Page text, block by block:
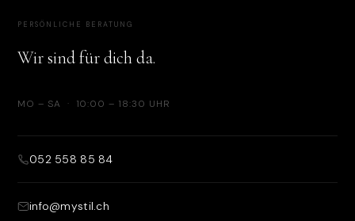
PERSÖNLICHE BERATUNG
Wir sind für dich da.
MO – SA · 10:00 – 18:30 UHR
052 558 85 84
info@mystil.ch